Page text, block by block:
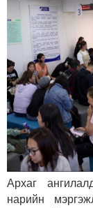
Архаг
нарийн